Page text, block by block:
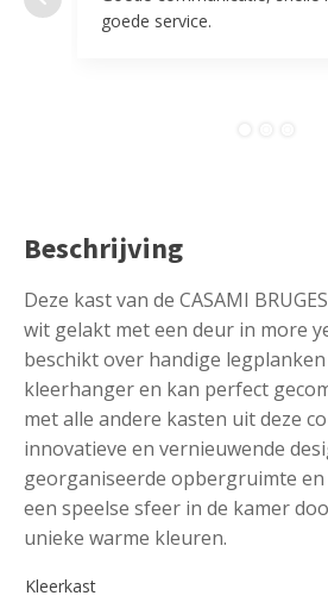
goede service.
Beschrijving
Deze kast van de CASAMI
wit gelakt met een deur in more
beschikt over handige
kleerhanger en kan perfect
met alle andere kasten uit deze
innovatieve en vernieuwende
georganiseerde opbergruimte
een speelse sfeer in de kamer
unieke warme kleuren.
Kleerkast